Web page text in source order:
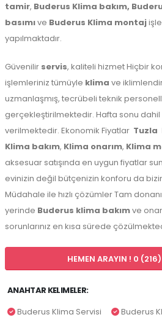
tamir, Buderus Klima bakım,
basımıve Buderus Klima montaj
yapılmaktadır.
Güvenilir servis, kaliteli hizmet Hiçbir
işlemleriniz tümüyle klima ve
uzmanlaşmış, tecrübeli teknik
gerçekleştirilmektedir. Hafta sonu
verilmektedir. Ekonomik Fiyatlar Tuzla
Klima bakım, Klima onarım, Klima
aksesuar satışında en uygun fiyatlar
evinizin değil bütçenizin konforu da
Müdahale ile hızlı çözümler Tam
yerinde Buderus klima bakımve
sorunlarınız en kısa sürede
HEMEN ARAYIN ! 0
ANAHTAR KELIMELER:
Buderus Klima Servisi
Buderus